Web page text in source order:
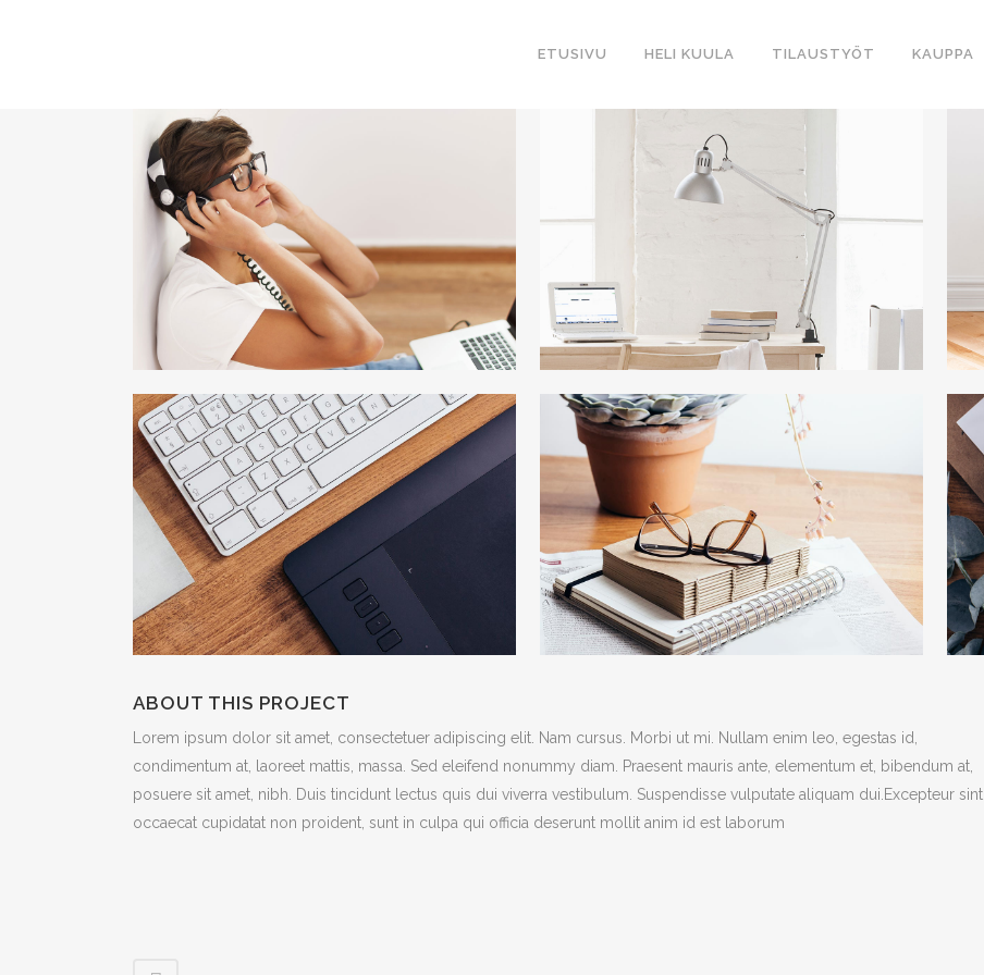
ETUSIVU HELI KUULA TILAUSTYÖT KAUPPA
ABOUT THIS PROJECT
Lorem ipsum dolor sit amet, consectetuer adipiscing elit. Nam cursus. Morbi ut mi. Nullam enim leo, egestas id,
condimentum at, laoreet mattis, massa. Sed eleifend nonummy diam. Praesent mauris ante, elementum et, bibendum at,
posuere sit amet, nibh. Duis tincidunt lectus quis dui viverra vestibulum. Suspendisse vulputate aliquam dui.Excepteur sint
occaecat cupidatat non proident, sunt in culpa qui officia deserunt mollit anim id est laborum